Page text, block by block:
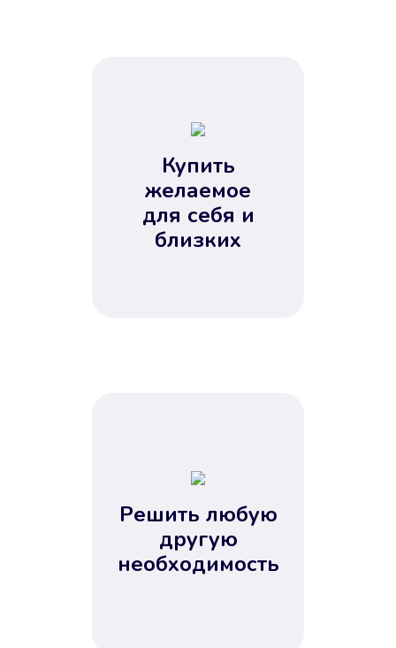
Купить
желаемое
для себя и
близких
Решить любую
другую
необходимость